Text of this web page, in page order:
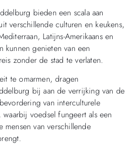
bieden een scala aan
verschillende culturen en keukens,
Latijns-Amerikaans en
kunnen genieten van een
zonder de stad te verlaten.
te omarmen, dragen
bij aan de verrijking van de
van interculturele
voedsel fungeert als een
van verschillende